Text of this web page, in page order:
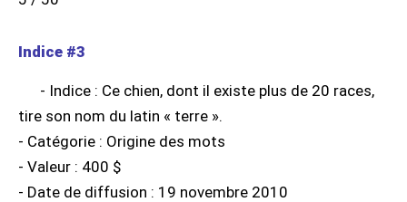
Indice #3
- Indice : Ce chien, dont il existe plus de 20 races,
tire son nom du latin « terre ».
- Catégorie : Origine des mots
- Valeur : 400 $
- Date de diffusion : 19 novembre 2010